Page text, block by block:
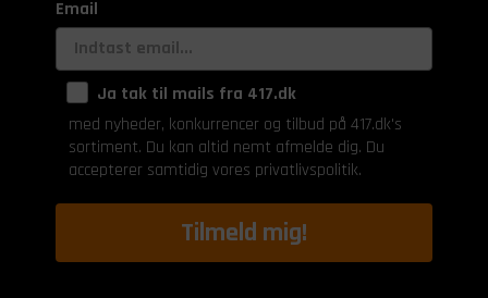
Email
Ja tak til mails fra 417.dk
med nyheder, konkurrencer og tilbud på 417.dk's
sortiment. Du kan altid nemt afmelde dig. Du
accepterer samtidig vores privatlivspolitik.
Tilmeld mig!